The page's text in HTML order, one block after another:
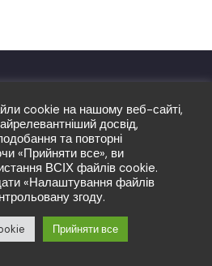
cookie на нашому веб-сайті,
досвід,
та повторні
«Прийняти все», ви
ВСІХ файлів cookie.
«Налаштування файлів
згоду.
Прийняти все